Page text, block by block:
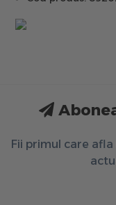
Fii primul care